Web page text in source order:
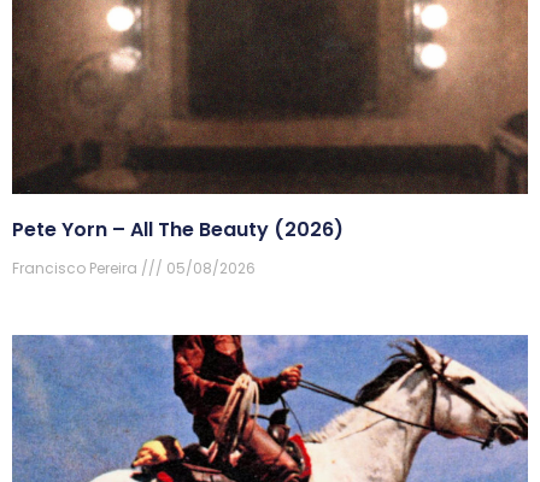
Pete Yorn – All The Beauty (2026)
Francisco Pereira 05/08/2026